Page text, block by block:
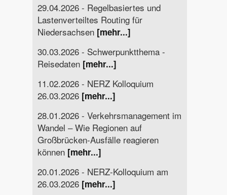
29.04.2026 - Regelbasiertes und
Lastenverteiltes Routing für
Niedersachsen [mehr...]
30.03.2026 - Schwerpunktthema -
Reisedaten [mehr...]
11.02.2026 - NERZ Kolloquium
26.03.2026 [mehr...]
28.01.2026 - Verkehrsmanagement im
Wandel – Wie Regionen auf
Großbrücken-Ausfälle reagieren
können [mehr...]
20.01.2026 - NERZ-Kolloquium am
26.03.2026 [mehr...]